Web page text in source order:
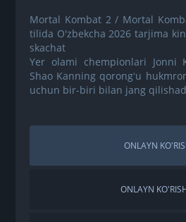
Mortal Kombat 2 / Mortal
tilida O'zbekcha 2026 tarjima
skachat
Yer olami chempionlari Jonni
Shao Kanning qorongʻu
uchun bir-biri bilan jang
ONLAYN
ONLAYN